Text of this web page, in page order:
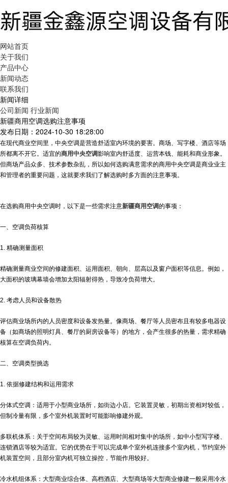
网站首页
关于我们
产品中心
新闻动态
联系我们
新闻详细
公司新闻 行业新闻
新疆商用空调选购注意事项
发布日期：2024-10-30 18:28:00
在现代商业空间里，中央空调是营造舒适室内环境的要害。商场、写字楼、酒店等场
所都离不开它。适宜的商用中央空调影响室内舒适度、运营本钱、能耗和商业形象。
但商场产品众多、技术参数杂乱，所以如何选购满意需求的商用中央空调是商业业主
和管理者的重要问题，这就要求我们了解选购时多方面的注意事项。
在选购商用中央空调时，以下是一些需求注意新疆商用空调的事项：
一、空调负荷核算
1. 精确测量面积
精确测量商业空间的修建面积、运用面积、朝向、层高以及窗户面积等信息。例如，
大面积的玻璃幕墙会增加太阳辐射得热，导致冷负荷增大。
2. 考虑人员和设备散热
评估商业场所内的人员密度和设备发热量。像商场、餐厅等人员密布且有较多电器设
备（如商场的照明灯具、餐厅的厨房设备等）的地方，会产生很多的热量，需求精确
核算在空调负荷内。
二、空调类型挑选
1. 依据修建结构和运用需求
分体式空调：适用于小型商业场所，如街边小店。它装置灵敏，初期出资相对较低，
但制冷量有限，多个室外机装置时可能影响修建外观。
多联机体系：关于空间布局较为灵敏、运用时间相对集中的场所，如中小型写字楼、
连锁酒店等较为适宜。它的优势在于可以完成单个室外机连接多个室内机，节约室外
机装置空间，且部分室内机可独立操控，节能作用较好。
冷水机组体系：大型商业综合体、高档酒店、大型商场等大型商业修建一般采用冷水